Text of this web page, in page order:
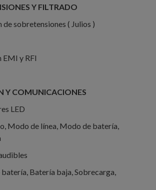
Y FILTRADO
de sobretensiones ( Julios )
y RFI
Y COMUNICACIONES
LED
Modo de línea, Modo de batería,
Batería baja, Sobrecarga,